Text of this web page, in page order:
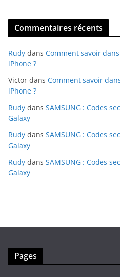
Commentaires récents
Rudy dans Comment savoir
iPhone ?
Victor dans Comment savoir
iPhone ?
Rudy dans SAMSUNG : Codes
Galaxy
Rudy dans SAMSUNG : Codes
Galaxy
Rudy dans SAMSUNG : Codes
Galaxy
Pages